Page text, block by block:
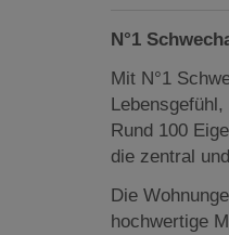
N°1
Mit N°1
Rund 100
die zentral
Die
hochwertige